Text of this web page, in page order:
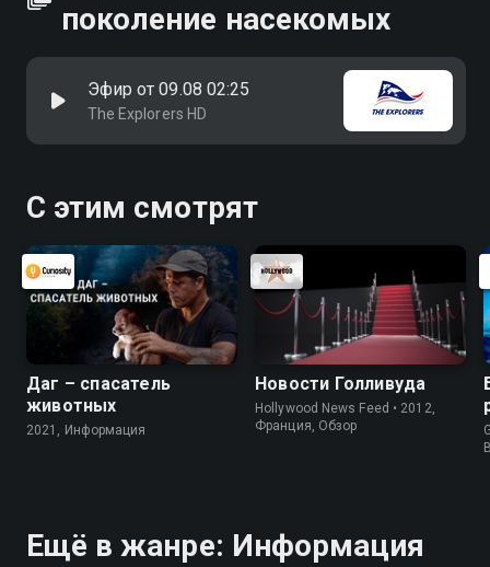
поколение насекомых
Эфир от 09.08 02:25
The Explorers HD
С этим смотрят
Даг – спасатель
животных
2021, Информация
Новости Голливуда
Hollywood News Feed • 2012,
Франция, Обзор
Ещё в жанре: Информация